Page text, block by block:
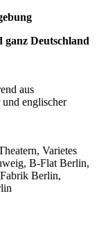
Deutschland
aus
englischer
Varietes
B-Flat Berlin,
Berlin,